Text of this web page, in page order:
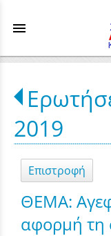
menu
2019
Επιστροφή
ΘΕΜΑ:
αφορμή τη